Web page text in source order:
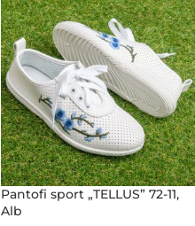
Pantofi sport „TELLUS” 72-11,
Alb